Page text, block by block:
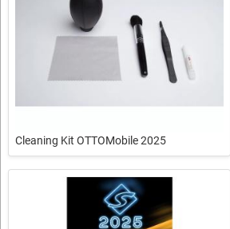
Cleaning Kit OTTOMobile 2025